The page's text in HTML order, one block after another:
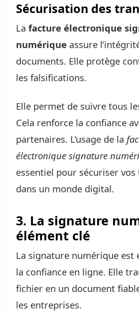
Sécurisation des
La facture électronique
numérique assure
documents. Elle protège
les falsifications.
Elle permet de suivre tous
Cela renforce la confiance
partenaires. L’usage de la
électronique signature
essentiel pour sécuriser
dans un monde digital.
3. La signature
élément clé
La signature numérique est
la confiance en ligne. Elle
fichier en un document
les entreprises.